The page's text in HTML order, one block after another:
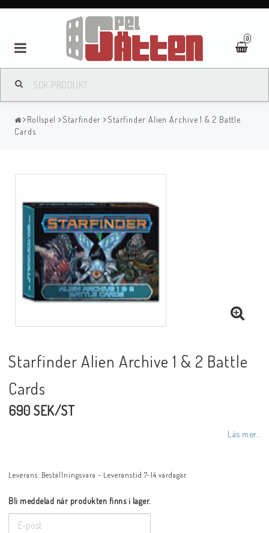
0
Rollspel Starfinder
Starfinder Alien Archive 1 & 2 Battle
Cards
Starfinder Alien Archive 1 & 2 Battle
Cards
690 SEK/ST
Läs mer...
Leverans: Beställningsvara - Leveranstid 7-14 vardagar.
Bli meddelad när produkten finns i lager.